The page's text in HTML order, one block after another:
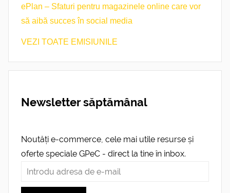
ePlan – Sfaturi pentru magazinele online care vor
să aibă succes în social media
VEZI TOATE EMISIUNILE
Newsletter săptămânal
Noutăți e-commerce, cele mai utile resurse și
oferte speciale GPeC - direct la tine în inbox.